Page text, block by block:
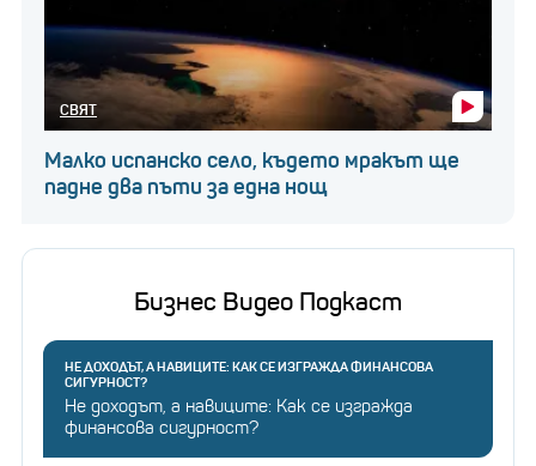
СВЯТ
Малко испанско село, където мракът ще
падне два пъти за една нощ
Бизнес Видео Подкаст
НЕ ДОХОДЪТ, А НАВИЦИТЕ: КАК СЕ ИЗГРАЖДА ФИНАНСОВА
СИГУРНОСТ?
Не доходът, а навиците: Как се изгражда
финансова сигурност?